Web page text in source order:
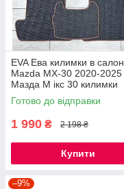
EVA Ева килимки в
Mazda MX-30 2020-2025
Мазда М ікс 30 килимки
Готово до відправки
1 990 ₴ 2 198 ₴
Купити
–9%